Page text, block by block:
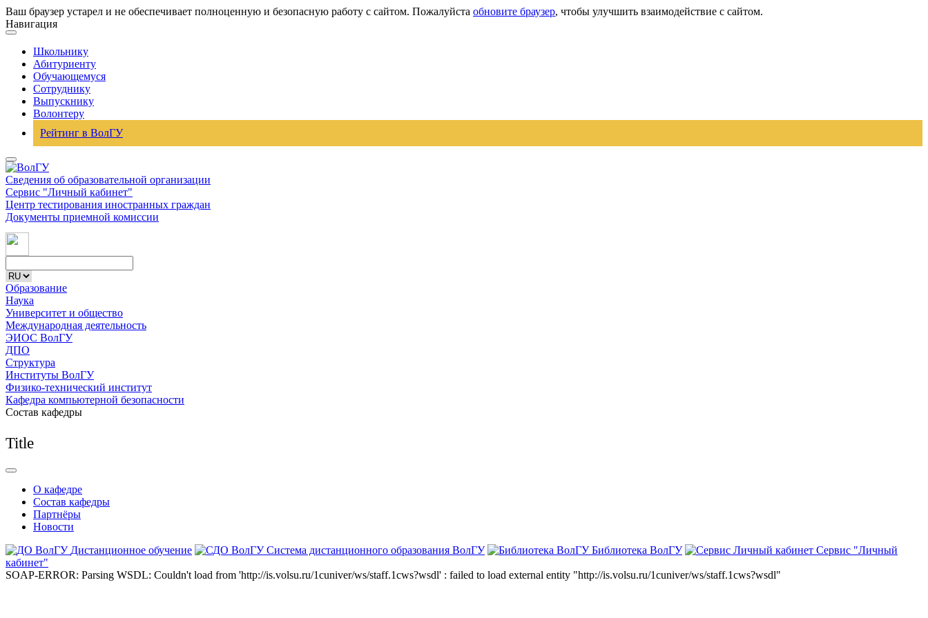
Ваш браузер устарел и не обеспечивает полноценную и безопасную работу с сайтом. Пожалуйста обновите браузер, чтобы улучшить взаимодействие с сайтом.
Навигация
Школьнику
Абитуриенту
Обучающемуся
Сотруднику
Выпускнику
Волонтеру
Рейтинг в ВолГУ
Сведения об образовательной организации
Сервис "Личный кабинет"
Центр тестирования иностранных граждан
Документы приемной комиссии
Образование
Наука
Университет и общество
Международная деятельность
ЭИОС ВолГУ
ДПО
Структура
Институты ВолГУ
Физико-технический институт
Кафедра компьютерной безопасности
Состав кафедры
Title
О кафедре
Состав кафедры
Партнёры
Новости
Дистанционное обучение
Система дистанционного образования ВолГУ Библиотека ВолГУ
Сервис "Личный
кабинет"
SOAP-ERROR: Parsing WSDL: Couldn't load from 'http://is.volsu.ru/1cuniver/ws/staff.1cws?wsdl' : failed to load external entity "http://is.volsu.ru/1cuniver/ws/staff.1cws?wsdl"